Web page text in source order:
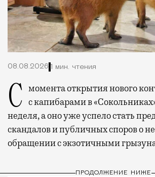
08.08.2026 1 мин. чтения
С момента открытия нового контактного кафе с капибарами в
неделя, а оно уже успело стать
скандалов и публичных споров о
обращении с экзотичными
ПРОДОЛЖЕНИЕ НИЖЕ